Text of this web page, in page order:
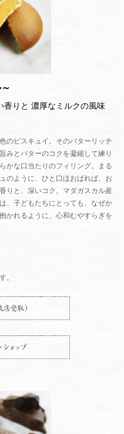
像力だ。
の中において大きな存在を占めて
響を与えるようになる。
原産国を訪ねたり、
を重ねるうちに、
間に違和感を覚えるようになっ
限定されているように感じたの
てカカオの文化の源流に根差した
」は誕生した。
子どもたちのための空間「未来
のが牛乳菓「MATTERU ～ 牛乳
も先にイメージが浮かんでいた
のお菓子は、
続けてきた私自身のルーツを
して今、50歳という年齢になっ
かねばならないのか、と考えた
香りと 濃厚なミルクの風味
のビスキュイ。そのバターリッチ
みとバターのコクを凝縮して練り
かな口当たりのフィリング。まる
のように、ひと口ほおばれば、お
りと、深いコク。マダガスカル産
、子どもたちにとっても、なぜか
かれるように、心和むやすらぎを
。